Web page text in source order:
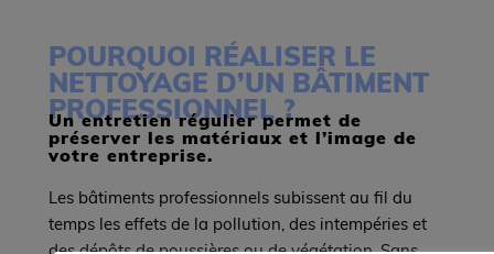
POURQUOI RÉALISER LE
NETTOYAGE D’UN BÂTIMENT
PROFESSIONNEL ?
Un entretien régulier permet de
préserver les matériaux et l’image de
votre entreprise.
Les bâtiments professionnels subissent au fil du
temps les effets de la pollution, des intempéries et